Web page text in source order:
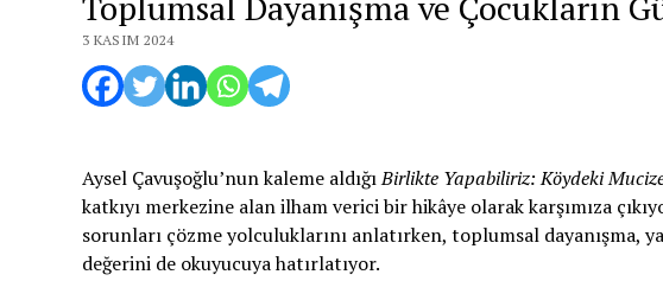
3 KASIM 2024
Aysel Çavuşoğlu’nun kaleme aldığıBirlikte Yapabiliriz: Köydeki
katkıyı merkezine alan ilham verici bir hikâye olarak karşımıza
sorunları çözme yolculuklarını anlatırken, toplumsal
değerini de okuyucuya hatırlatıyor.